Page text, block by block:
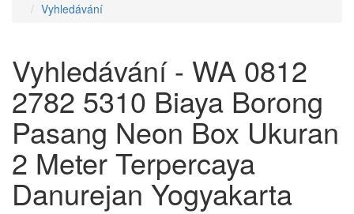
Vyhledávání
Vyhledávání - WA 0812
2782 5310 Biaya Borong
Pasang Neon Box Ukuran
2 Meter Terpercaya
Danurejan Yogyakarta